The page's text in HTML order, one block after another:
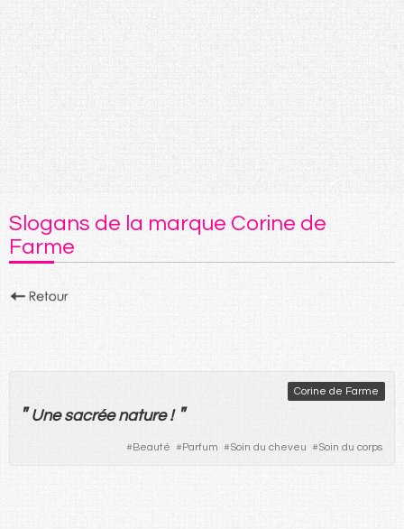
Slogans de la marque Corine de
Farme
Corine de Farme
" Une sacrée nature! "
#Beauté #Parfum #Soin du cheveu #Soin du corps